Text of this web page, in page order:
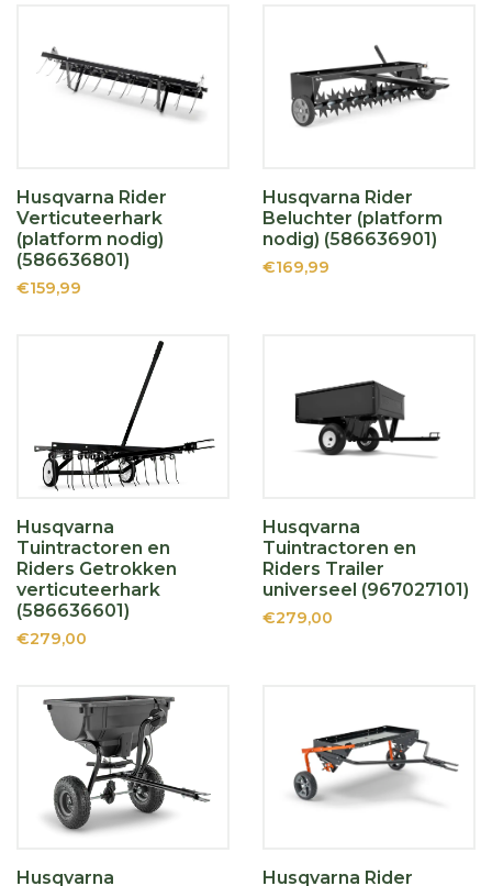
Husqvarna Rider
Verticuteerhark
(platform nodig)
(586636801)
€159,99
Husqvarna Rider
Beluchter (platform
nodig) (586636901)
€169,99
Husqvarna
Tuintractoren en
Riders Getrokken
verticuteerhark
(586636601)
€279,00
Husqvarna
Tuintractoren en
Riders Trailer
universeel (967027101)
€279,00
Husqvarna Husqvarna Rider